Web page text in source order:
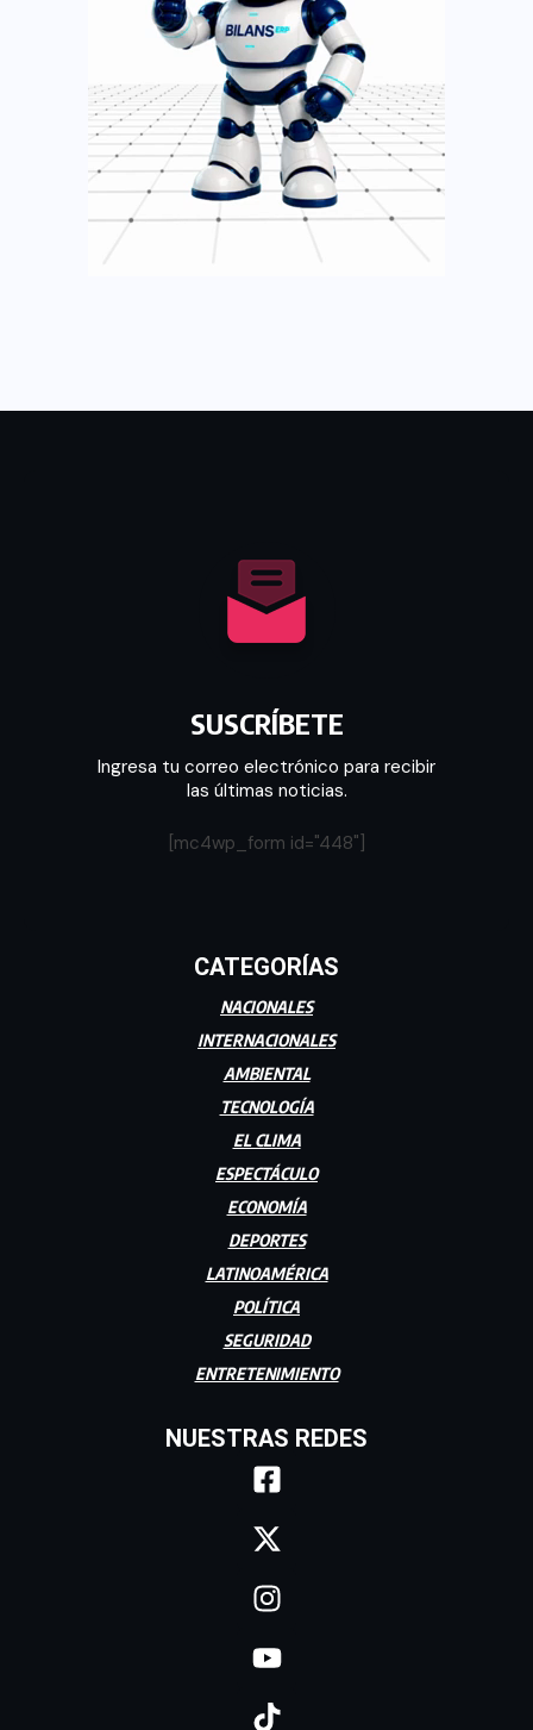
SUSCRÍBETE
Ingresa tu correo electrónico para recibir
las últimas noticias.
[mc4wp_form id="448"]
CATEGORÍAS
NACIONALES
INTERNACIONALES
AMBIENTAL
TECNOLOGÍA
EL CLIMA
ESPECTÁCULO
ECONOMÍA
DEPORTES
LATINOAMÉRICA
POLÍTICA
SEGURIDAD
ENTRETENIMIENTO
NUESTRAS REDES